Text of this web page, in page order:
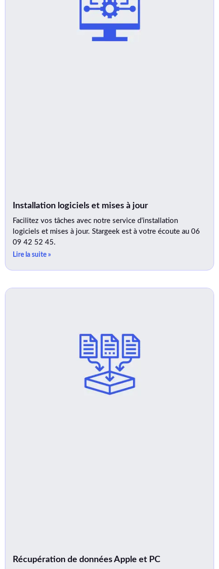
Installation logiciels et mises à jour
Facilitez vos tâches avec notre service d’installation
logiciels et mises à jour. Stargeek est à votre écoute au 06
09 42 52 45.
Lire la suite »
Récupération de données Apple et PC